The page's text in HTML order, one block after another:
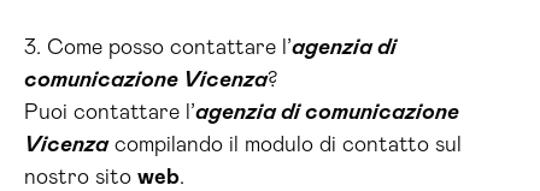
3. Come posso contattare l’agenzia di
comunicazione Vicenza?
Puoi contattare l’agenzia di comunicazione
Vicenzacompilando il modulo di contatto sul
nostro sito web.